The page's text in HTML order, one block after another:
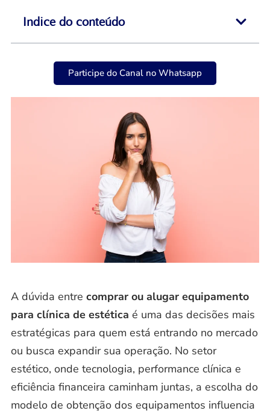
Indice do conteúdo
Participe do Canal no Whatsapp
A dúvida entre comprar ou alugar equipamento
para clínica de estética é uma das decisões mais
estratégicas para quem está entrando no mercado
ou busca expandir sua operação. No setor
estético, onde tecnologia, performance clínica e
eficiência financeira caminham juntas, a escolha do
modelo de obtenção dos equipamentos influencia